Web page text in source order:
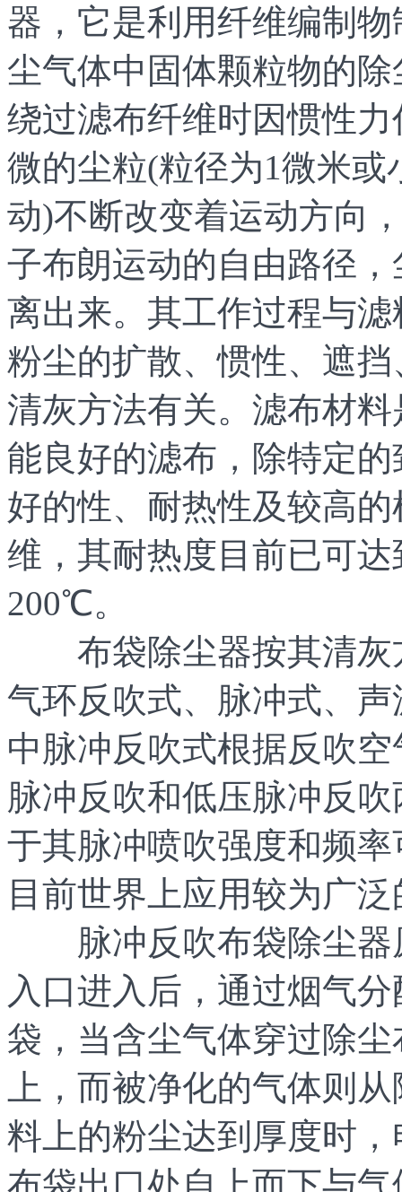
器，它是利用纤维编制
尘气体中固体颗粒物的
绕过滤布纤维时因惯性
微的尘粒(粒径为1微米
动)不断改变着运动方向
子布朗运动的自由路径
离出来。其工作过程与
粉尘的扩散、惯性、遮
清灰方法有关。滤布材料
能良好的滤布，除特定
好的性、耐热性及较高
维，其耐热度目前已可
200℃。
布袋除尘器按其清灰
气环反吹式、脉冲式、
中脉冲反吹式根据反吹
脉冲反吹和低压脉冲反
于其脉冲喷吹强度和频
目前世界上应用较为广
脉冲反吹布袋除尘器
入口进入后，通过烟气
袋，当含尘气体穿过除
上，而被净化的气体则
料上的粉尘达到厚度时